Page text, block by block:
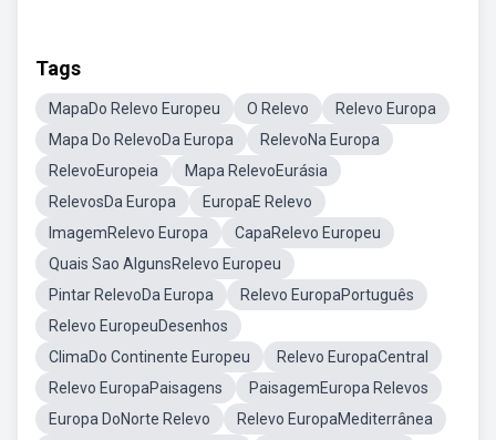
Tags
MapaDo Relevo Europeu O Relevo
Relevo Europa
Mapa Do RelevoDa Europa
RelevoNa Europa
RelevoEuropeia
Mapa RelevoEurásia
RelevosDa Europa
EuropaE Relevo
ImagemRelevo Europa
CapaRelevo Europeu
Quais Sao AlgunsRelevo Europeu
Pintar RelevoDa Europa
Relevo EuropaPortuguês
Relevo EuropeuDesenhos
ClimaDo Continente Europeu
Relevo EuropaCentral
Relevo EuropaPaisagens
PaisagemEuropa Relevos
Europa DoNorte Relevo
Relevo EuropaMediterrânea